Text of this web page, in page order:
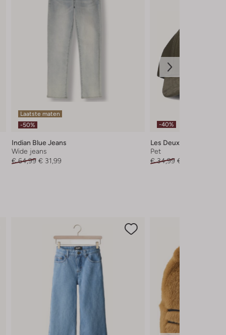
Laatste maten
-50%
Indian Blue Jeans
Wide jeans
€ 64,99 € 31,99
-40%
Les Deux
Pet
€ 34,99 € 20,99